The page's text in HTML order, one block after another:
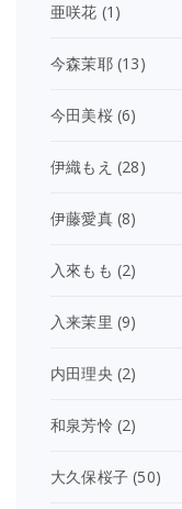
亜咲花 (1)
今森茉耶(13)
今田美桜(6)
伊織もえ (28)
伊藤愛真(8)
入來もも (2)
入来茉里 (9)
内田理央 (2)
和泉芳怜 (2)
大久保桜子 (50)